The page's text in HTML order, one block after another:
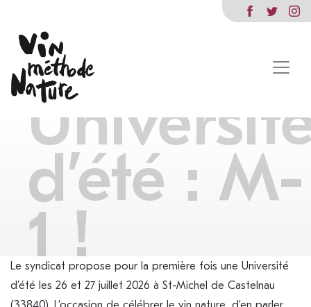
d’été : M-
1 !
Le syndicat propose pour la première fois une Université
d’été les 26 et 27 juillet 2026 à St-Michel de Castelnau